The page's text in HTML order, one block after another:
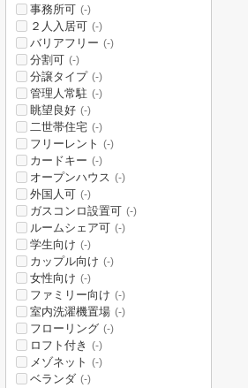
事務所可 (-)
２人入居可 (-)
バリアフリー (-)
分割可 (-)
分譲タイプ (-)
管理人常駐 (-)
眺望良好 (-)
二世帯住宅 (-)
フリーレント (-)
カードキー (-)
オープンハウス (-)
外国人可 (-)
ガスコンロ設置可 (-)
ルームシェア可 (-)
学生向け (-)
カップル向け (-)
女性向け (-)
ファミリー向け (-)
室内洗濯機置場 (-)
フローリング (-)
ロフト付き (-)
メゾネット (-)
ベランダ (-)